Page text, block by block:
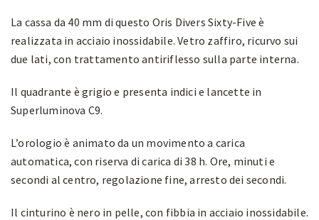
La cassa da 40 mm di questo Oris Divers Sixty-Five è
realizzata in acciaio inossidabile. Vetro zaffiro, ricurvo sui
due lati, con trattamento antiriflesso sulla parte interna.
Il quadrante è grigio e presenta indici e lancette in
Superluminova C9.
L’orologio è animato da un movimento a carica
automatica, con riserva di carica di 38 h. Ore, minuti e
secondi al centro, regolazione fine, arresto dei secondi.
Il cinturino è nero in pelle, con fibbia in acciaio inossidabile.